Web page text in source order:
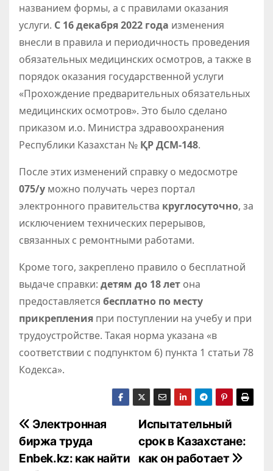
названием формы, а с правилами оказания
услуги. С 16 декабря 2022 года изменения
внесли в правила и периодичность проведения
обязательных медицинских осмотров, а также в
порядок оказания государственной услуги
«Прохождение предварительных обязательных
медицинских осмотров». Это было сделано
приказом и.о. Министра здравоохранения
Республики Казахстан № ҚР ДСМ-148.
После этих изменений справку о медосмотре
075/у можно получать через портал
электронного правительства круглосуточно, за
исключением технических перерывов,
связанных с ремонтными работами.
Кроме того, закреплено правило о бесплатной
выдаче справки: детям до 18 лет она
предоставляется бесплатно по месту
прикрепления при поступлении на учебу и при
трудоустройстве. Такая норма указана «в
соответствии с подпунктом 6) пункта 1 статьи 78
Кодекса».
Н
а
Испытательный
срок в Казахстане:
как он работает
Электронная
биржа труда
Enbek.kz: как найти